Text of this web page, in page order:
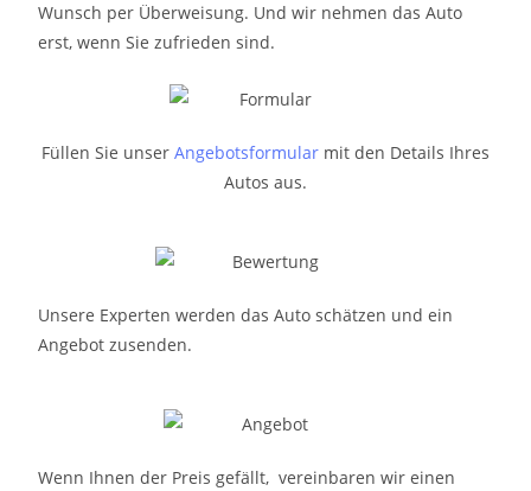
Wunsch per Überweisung. Und wir nehmen das Auto
erst, wenn Sie zufrieden sind.
Füllen Sie unser Angebotsformular mit den Details Ihres
Autos aus.
Unsere Experten werden das Auto schätzen und ein
Angebot zusenden.
Wenn Ihnen der Preis gefällt, vereinbaren wir einen